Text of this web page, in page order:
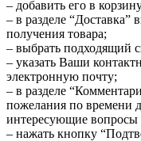
– добавить его в
– в разделе
получения товара;
– выбрать подходящий
– указать Ваши
электронную почту;
– в разделе
пожелания по времени
интересующие вопросы
– нажать кнопку